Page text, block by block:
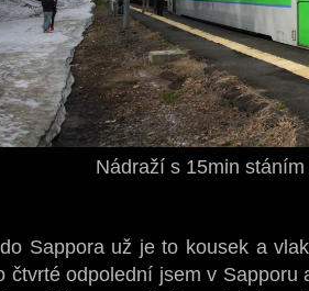
Nádraží s 15min
Sappora už je to kousek a
čtvrté odpolední jsem v